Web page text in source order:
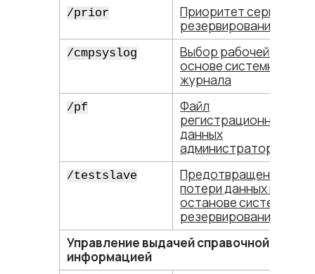
/prior
Приоритет сервера
резервирования
/cmpsyslog
Выбор рабочей БД на
основе системного
журнала
/pf
Файл
регистрационных
данных
администратора БД
/testslave
Предотвращение
потери данных при
останове системы
резервирования
Управление выдачей справочной
информацией